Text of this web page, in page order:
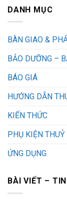
DANH MỤC
BÀN GIAO &
BẢO DƯỠNG –
BÁO GIÁ
HƯỚNG DẪN
KIẾN THỨC
PHỤ KIỆN
ỨNG DỤNG
BÀI VIẾT –